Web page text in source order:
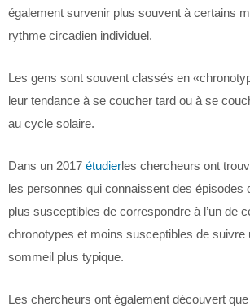
également survenir plus souvent à certains
rythme circadien individuel.
Les gens sont souvent classés en
leur tendance à se coucher tard ou à se
au cycle solaire.
Dans un 2017 étudierles chercheurs ont
les personnes qui connaissent des épisodes
plus susceptibles de correspondre à l’un de
chronotypes et moins susceptibles de suivre
sommeil plus typique.
Les chercheurs ont également découvert